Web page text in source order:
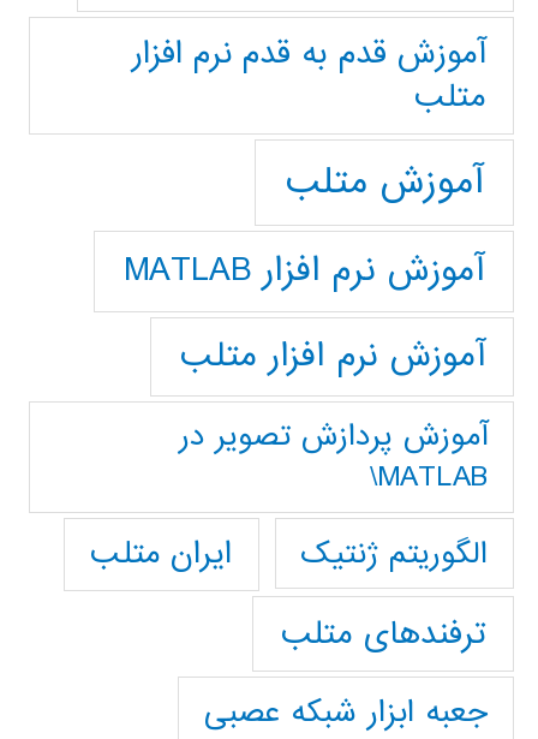
آموزش قدم به قدم نرم افزار
متلب
آموزش متلب
آموزش نرم افزار MATLAB
آموزش نرم افزار متلب
آموزش پردازش تصوير در
MATLAB\
الگوریتم ژنتیک
ایران متلب
ترفندهای متلب
جعبه ابزار شبکه عصبی